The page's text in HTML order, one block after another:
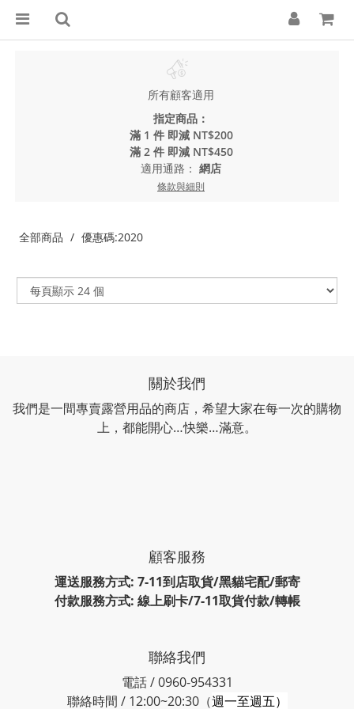
所有顧客適用
指定商品：
滿 1 件 即減 NT$200
滿 2 件 即減 NT$450
適用通路： 網店
條款與細則
全部商品 優惠碼:2020
關於我們
我們是一間專賣露營用品的商店，希望大家在每一次的購物
上，都能開心…快樂…滿意。
顧客服務
運送服務方式: 7-11到店取貨/黑貓宅配/郵寄
付款服務方式: 線上刷卡/7-11取貨付款/轉帳
聯絡我們
電話 / 0960-954331
聯絡時間 / 12:00~20:30（週一至週五）